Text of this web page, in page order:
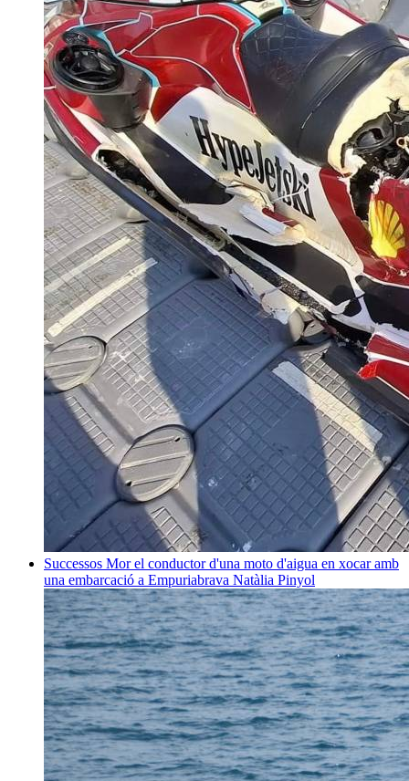
Successos Mor el conductor d'una moto d'aigua en xocar amb
una embarcació a Empuriabrava Natàlia Pinyol